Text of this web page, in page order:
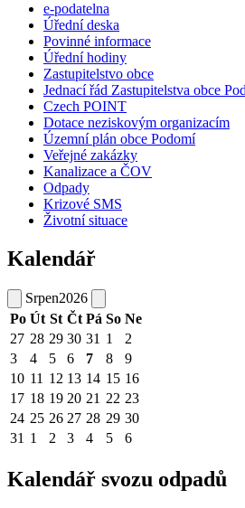
e-podatelna
Úřední deska
Povinné informace
Úřední hodiny
Zastupitelstvo obce
Jednací řád Zastupitelstva obce
Czech POINT
Dotace neziskovým organizacím
Územní plán obce Podomí
Veřejné zakázky
Kanalizace a ČOV
Odpady
Krizové SMS
Životní situace
Kalendář
Srpen2026
Po Út St Čt Pá So Ne
27 28 29 30 31 1
2
3
4 5 6 7 8
9
10 11 12 13 14 15 16
17 18 19 20 21 22 23
24 25 26 27 28 29 30
31 1 2 3 4 5 6
Kalendář svozu odpadů